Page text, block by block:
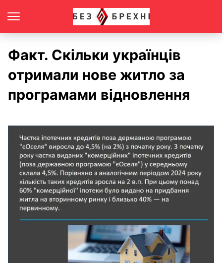
Факт. Скільки українців
отримали нове житло за
програмами відновлення